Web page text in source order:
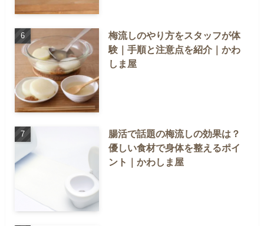
梅流しのやり方をスタッフが体
験｜手順と注意点を紹介｜かわ
しま屋
腸活で話題の梅流しの効果は？
優しい食材で身体を整えるポイ
ント｜かわしま屋